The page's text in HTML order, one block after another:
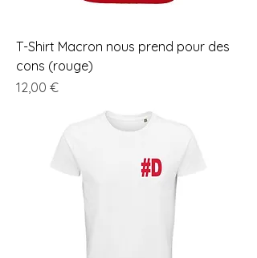
T-Shirt Macron nous prend pour des
cons (rouge)
Prix
12,00 €